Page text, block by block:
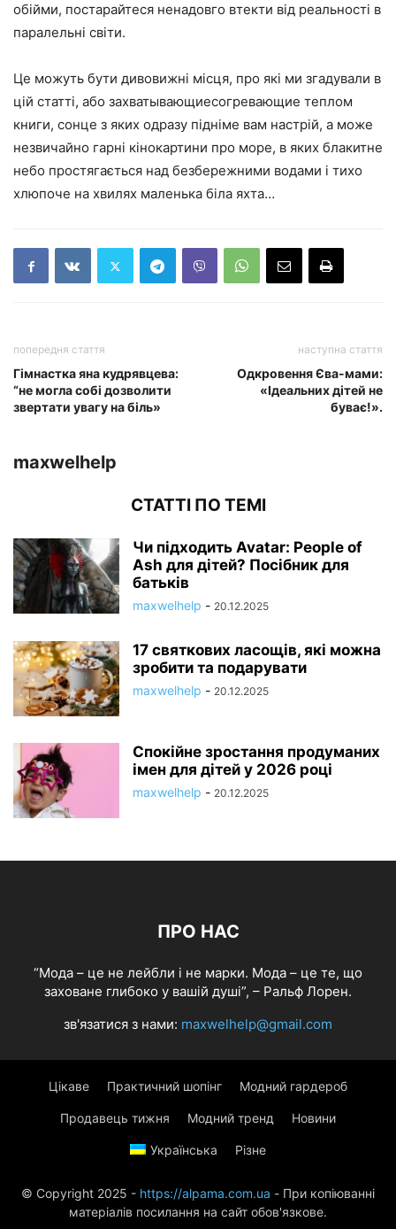
обійми, постарайтеся ненадовго втекти від реальності в
паралельні світи.
Це можуть бути дивовижні місця, про які ми згадували в
цій статті, або захватывающиесогревающие теплом
книги, сонце з яких одразу підніме вам настрій, а може
незвичайно гарні кінокартини про море, в яких блакитне
небо простягається над безбережними водами і тихо
хлюпоче на хвилях маленька біла яхта…
попередня стаття
Гімнастка яна кудрявцева:
“не могла собі дозволити
звертати увагу на біль»
наступна стаття
Одкровення Єва-мами:
«Ідеальних дітей не
буває!».
maxwelhelp
СТАТТІ ПО ТЕМІ
Чи підходить Avatar: People of
Ash для дітей? Посібник для
батьків
maxwelhelp - 20.12.2025
17 святкових ласощів, які можна
зробити та подарувати
maxwelhelp - 20.12.2025
Спокійне зростання продуманих
імен для дітей у 2026 році
maxwelhelp - 20.12.2025
ПРО НАС
“Мода – це не лейбли і не марки. Мода – це те, що
заховане глибоко у вашій душі”, – Ральф Лорен.
зв'язатися з нами: maxwelhelp@gmail.com
Цікаве Практичний шопінг Модний гардероб
Продавець тижня Модний тренд Новини
Українська Різне
© Copyright 2025 - https://alpama.com.ua - При копіюванні
матеріалів посилання на сайт обов'язкове.